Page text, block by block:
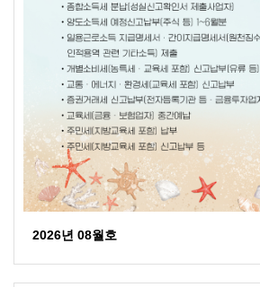
2026년 08월호